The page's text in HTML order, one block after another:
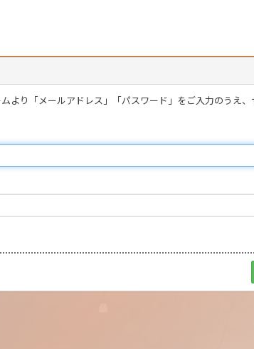
より「メールアドレス」「パスワード」をご入力のうえ、